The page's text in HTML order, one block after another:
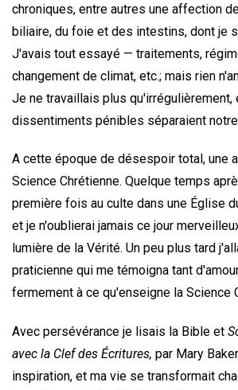
chroniques, entre autres une affection
biliaire, du foie et des intestins, dont je
J'avais tout essayé — traitements,
changement de climat, etc.; mais rien
Je ne travaillais plus qu'irrégulièrement,
dissentiments pénibles séparaient
A cette époque de désespoir total, une
Science Chrétienne. Quelque temps
première fois au culte dans une Église
et je n'oublierai jamais ce jour
lumière de la Vérité. Un peu plus tard
praticienne qui me témoigna tant
fermement à ce qu'enseigne la Science
Avec persévérance je lisais la Bible et
avec la Clef des Écritures, par Mary
inspiration, et ma vie se transformait